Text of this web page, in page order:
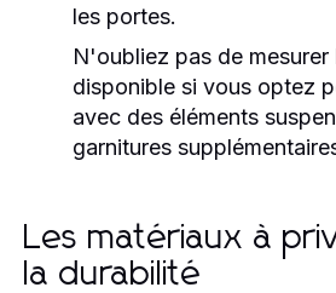
les portes.
N'oubliez pas de mesurer
disponible si vous optez
avec des éléments
garnitures
Les matériaux à
la durabilité